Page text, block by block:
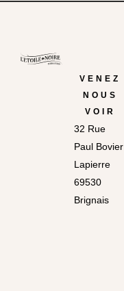
VENEZ
NOUS
VOIR
32 Rue
Paul Bovier
Lapierre
69530
Brignais